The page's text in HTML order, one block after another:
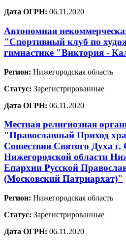
Дата ОГРН: 06.11.2020
Автономная
"Спортивный клуб по
гимнастике "Виктория -
Регион: Нижегородская область
Статус: Зарегистрированные
Дата ОГРН: 06.11.2020
Местная религиозная
"Православный Приход
Сошествия Святого Духа г.
Нижегородской области
Епархии Русской
(Московский Патриархат)"
Регион: Нижегородская область
Статус: Зарегистрированные
Дата ОГРН: 06.11.2020